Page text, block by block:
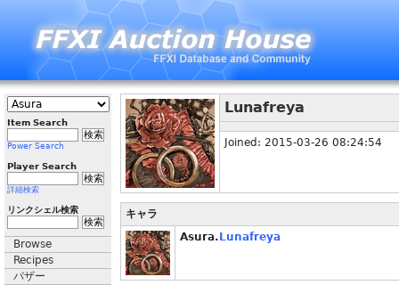
Item Search
Power Search
Player Search
詳細検索
リンクシェル検索
Browse
Recipes
バザー
Lunafreya
Joined: 2015-03-26 08:24:54
キャラ
Asura. Lunafreya